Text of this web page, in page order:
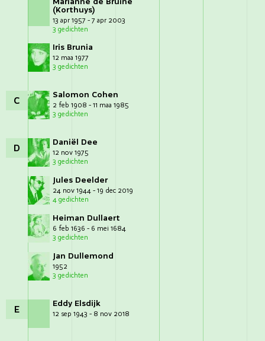
(Korthuys)
13 apr 1957 - 7 apr 2003
3 gedichten
Iris Brunia
12 maa 1977
3 gedichten
C Salomon Cohen
2 feb 1908 - 11 maa 1985
3 gedichten
D Daniël Dee
12 nov 1975
3 gedichten
Jules Deelder
24 nov 1944 - 19 dec 2019
4 gedichten
Heiman Dullaert
6 feb 1636 - 6 mei 1684
3 gedichten
Jan Dullemond
1952
3 gedichten
E Eddy Elsdijk
12 sep 1943 - 8 nov 2018